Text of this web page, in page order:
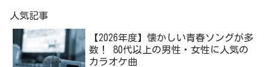
人気記事
【2026年度】懐かしい青春ソングが多
数！ 80代以上の男性・女性に人気の
カラオケ曲